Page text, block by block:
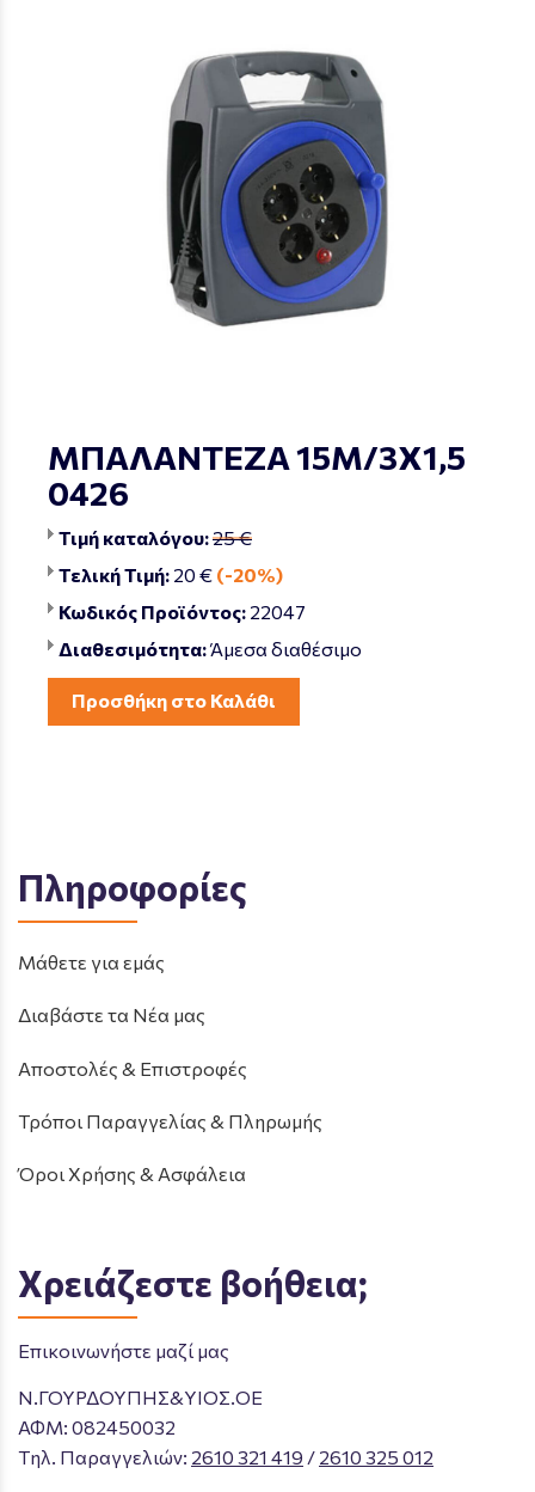
ΜΠΑΛΑΝΤΕΖΑ 15Μ/3Χ1,5
0426
Τιμή καταλόγου:25 €
Τελική Τιμή: 20 € (-20%)
Κωδικός Προϊόντος: 22047
Διαθεσιμότητα:Άμεσα διαθέσιμο
Προσθήκη στο Καλάθι
Πληροφορίες
Μάθετε για εμάς
Διαβάστε τα Νέα μας
Αποστολές & Επιστροφές
Τρόποι Παραγγελίας & Πληρωμής
Όροι Χρήσης & Ασφάλεια
Χρειάζεστε βοήθεια;
Επικοινωνήστε μαζί μας
Ν.ΓΟΥΡΔΟΥΠΗΣ&ΥΙΟΣ.ΟΕ
ΑΦΜ: 082450032
Tηλ. Παραγγελιών: 2610 321 419 / 2610 325 012